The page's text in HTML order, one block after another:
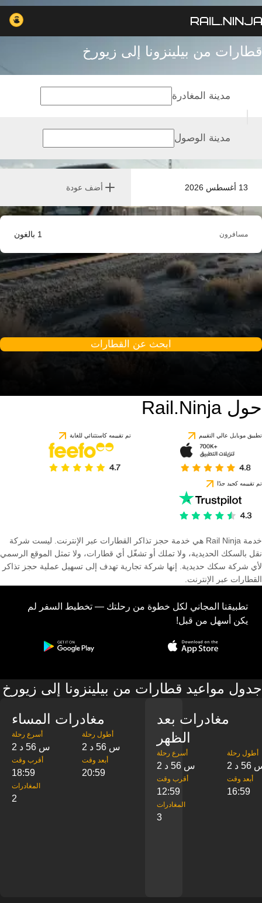
قطارات من بيلينزونا إلى زيورخ
13 أغسطس 2026 أضف عودة
مدينة المغادرة
مدينة الوصول
مسافرون 1 بالغون
ابحث عن القطارات
حول Rail.Ninja
تطبيق موبايل عالي التقييم تم تقييمه كاستثنائي للغاية
تم تقييمه كجيد جدًا
خدمة Rail Ninja هي خدمة حجز تذاكر القطارات عبر الإنترنت. ليست شركة
نقل بالسكك الحديدية، ولا تملك أو تشغّل أي قطارات، ولا تمثل الموقع الرسمي
لأي شركة سكك حديدية. إنها شركة تجارية تهدف إلى تسهيل عملية حجز تذاكر
القطارات عبر الإنترنت.
تطبيقنا المجاني لكل خطوة من رحلتك — تخطيط السفر لم
يكن أسهل من قبل!
جدول مواعيد قطارات من بيلينزونا إلى زيورخ
مغادرات المساء
‎أسرع رحلة
2 س 56 د
‎أطول رحلة
2 س 56 د
‎أقرب وقت
18:59
‎أبعد وقت
20:59
‎المغادرات
2
مغادرات بعد
الظهر
‎أسرع رحلة
2 س 56 د
‎أطول رحلة
56 د
‎أقرب وقت
12:59
‎أبعد وقت
16:59
‎المغادرات
3